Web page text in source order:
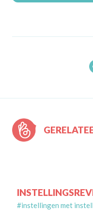
#instellingen met